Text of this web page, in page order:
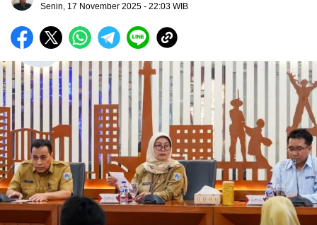
Senin, 17 November 2025 - 22:03 WIB